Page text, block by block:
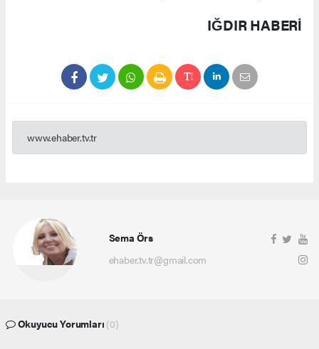
IĞDIR HABERİ
www.ehaber.tv.tr
Sema Örs
ehaber.tv.tr@gmail.com
Okuyucu Yorumları (0)